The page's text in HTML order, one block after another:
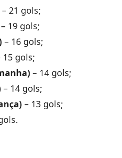
– 21 gols;
19 gols;
– 16 gols;
15 gols;
– 14 gols;
– 14 gols;
– 13 gols;